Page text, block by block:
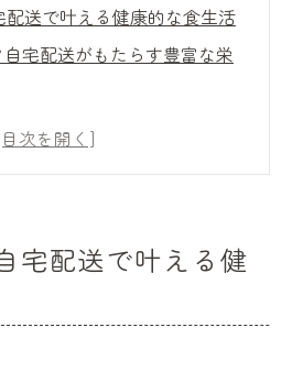
送で叶える健康的な食生活
宅配送がもたらす豊富な栄
けた食生活の大切さ
自宅配送を選ぶ理由
ニック食材の新しい時代
宅配送で叶える健